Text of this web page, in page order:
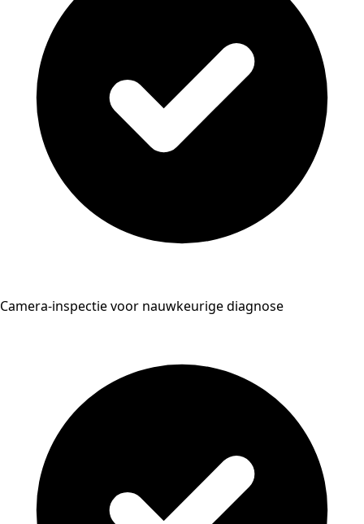
Camera-inspectie voor nauwkeurige diagnose